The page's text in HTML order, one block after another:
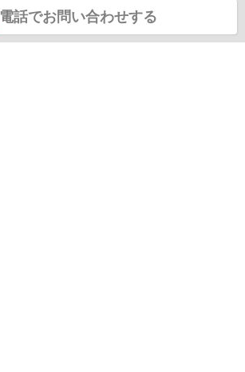
電話でお問い合わせする